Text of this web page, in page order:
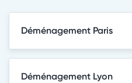
Déménagement Paris
Déménagement Lyon